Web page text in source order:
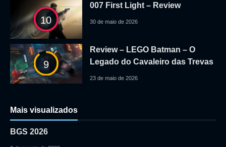
10
007 First Light – Review
30 de maio de 2026
9
Review – LEGO Batman – O
Legado do Cavaleiro das Trevas
23 de maio de 2026
Mais visualizados
BGS 2026